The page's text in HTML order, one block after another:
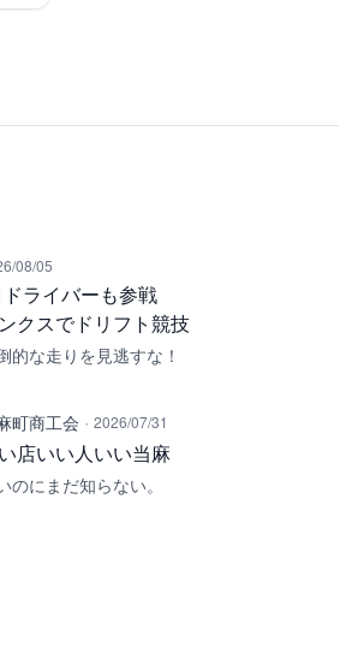
08/05
ライバーも参戦
クスでドリフト競技
的な走りを見逃すな！
町商工会 · 2026/07/31
店いい人いい当麻
のにまだ知らない。